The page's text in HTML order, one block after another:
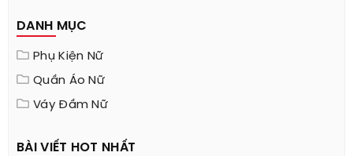
DANH MỤC
Phụ Kiện Nữ
Quần Áo Nữ
Váy Đầm Nữ
BÀI VIẾT HOT NHẤT